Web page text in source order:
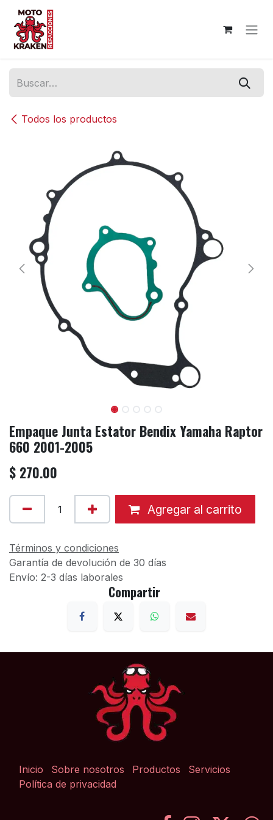
Ir al contenido
Todos los productos
Empaque Junta Estator Bendix Yamaha Raptor
660 2001-2005
$ 270.00
Agregar al carrito
Términos y condiciones
Garantía de devolución de 30 días
Envío: 2-3 días laborales
Compartir
Inicio Sobre nosotros Productos
Servicios
Política de privacidad